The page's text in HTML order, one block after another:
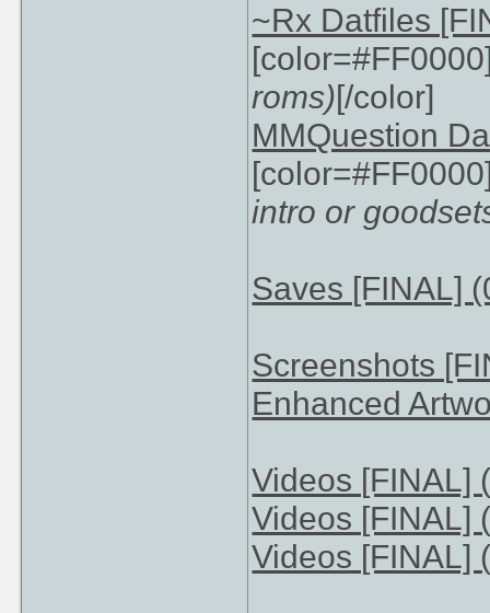
~Rx Datfiles
roms)[/color]
MMQuestion
intro or
Saves [FINAL]
Screenshots
Enhanced
Videos [FINAL]
Videos [FINAL]
Videos [FINAL]